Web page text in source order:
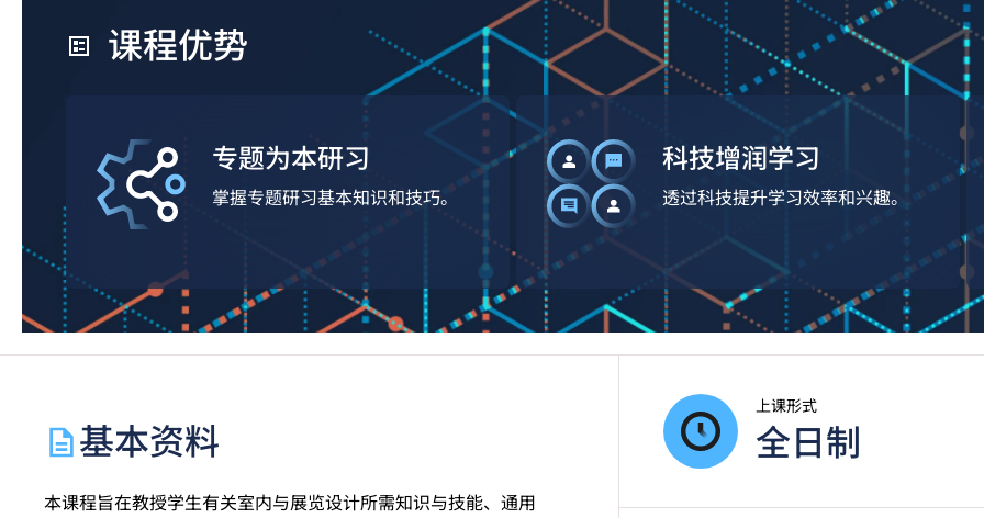
课程优势
专题为本研习
掌握专题研习基本知识和技巧。
科技增润学习
透过科技提升学习效率和兴趣。
基本资料
本课程旨在教授学生有关室内与展览设计所需知识与技能、通用
上课形式
全日制